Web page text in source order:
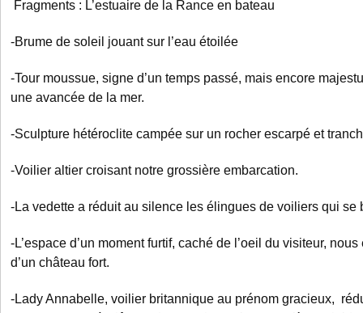
Fragments : L’estuaire de la Rance en bateau
-Brume de soleil jouant sur l’eau étoilée
-Tour moussue, signe d’un temps passé, mais encore
une avancée de la mer.
-Sculpture hétéroclite campée sur un rocher escarpé et
-Voilier altier croisant notre grossière embarcation.
-La vedette a réduit au silence les élingues de voiliers qui se
-L’espace d’un moment furtif, caché de l’oeil du visiteur,
d’un château fort.
-Lady Annabelle, voilier britannique au prénom gracieux,